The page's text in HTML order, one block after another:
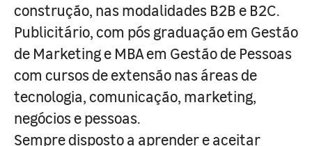
construção, nas modalidades B2B e B2C.
Publicitário, com pós graduação em Gestão
de Marketing e MBA em Gestão de Pessoas
com cursos de extensão nas áreas de
tecnologia, comunicação, marketing,
negócios e pessoas.
Sempre disposto a aprender e aceitar